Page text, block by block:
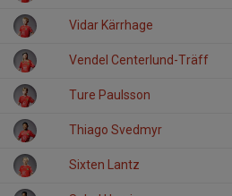
Vidar Kärrhage
Vendel Centerlund-Träff
Ture Paulsson
Thiago Svedmyr
Sixten Lantz